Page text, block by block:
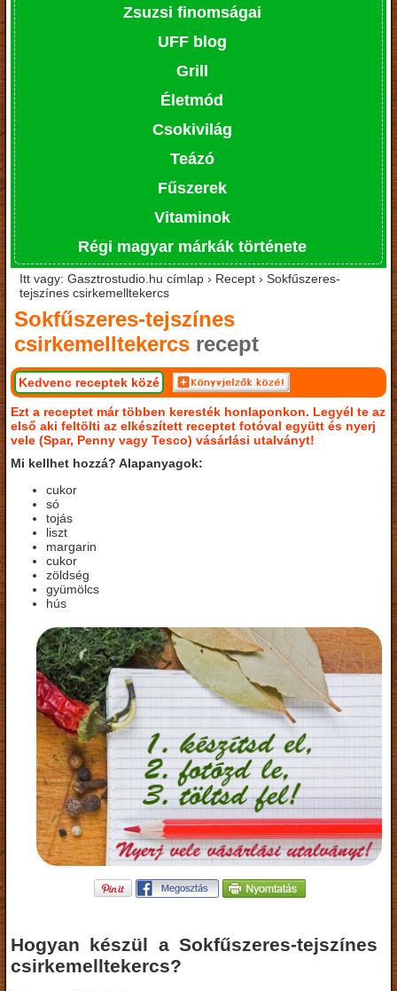
Zsuzsi finomságai
UFF blog
Grill
Életmód
Csokivilág
Teázó
Fűszerek
Vitaminok
Régi magyar márkák története
Itt vagy: Gasztrostudio.hu címlap › Recept › Sokfűszeres-
tejszínes csirkemelltekercs
Sokfűszeres-tejszínes
csirkemelltekercs recept
Kedvenc receptek közé
Ezt a receptet már többen keresték honlaponkon. Legyél te az
első aki feltölti az elkészített receptet fotóval együtt és nyerj
vele (Spar, Penny vagy Tesco) vásárlási utalványt!
Mi kellhet hozzá? Alapanyagok:
cukor
só
tojás
liszt
margarin
cukor
zöldség
gyümölcs
hús
Hogyan készül a Sokfűszeres-tejszínes
csirkemelltekercs?